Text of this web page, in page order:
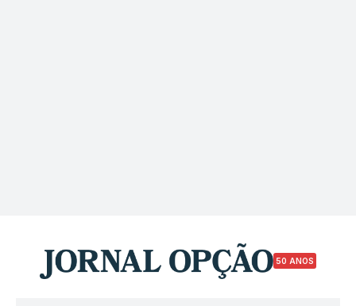
50 ANOS